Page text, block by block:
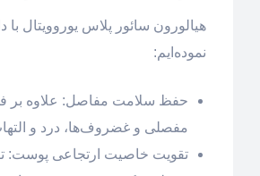
هیالورون سائور پلاس یوروویتال با
نموده‌ایم:
حفظ سلامت مفاصل: علاوه بر
مفصلی و غضروف‌ها، درد و
تقویت خاصیت ارتجاعی پوست: